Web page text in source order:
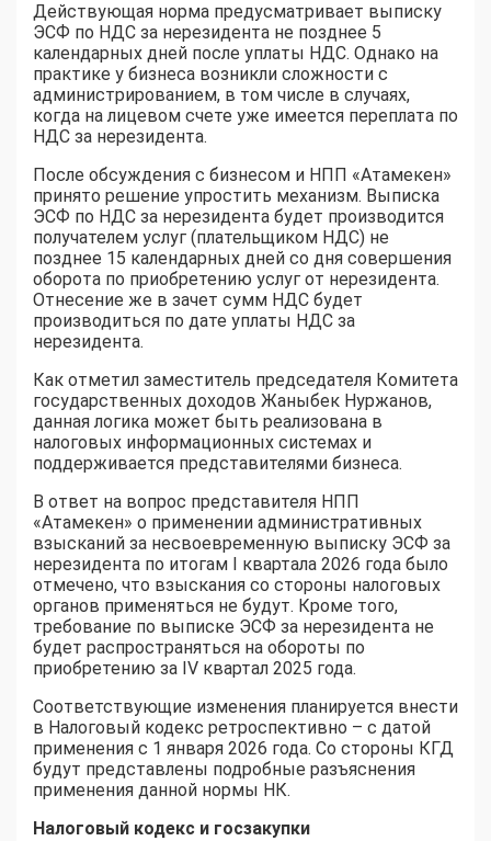
Действующая норма предусматривает выписку
ЭСФ по НДС за нерезидента не позднее 5
календарных дней после уплаты НДС. Однако на
практике у бизнеса возникли сложности с
администрированием, в том числе в случаях,
когда на лицевом счете уже имеется переплата по
НДС за нерезидента.
После обсуждения с бизнесом и НПП «Атамекен»
принято решение упростить механизм. Выписка
ЭСФ по НДС за нерезидента будет производится
получателем услуг (плательщиком НДС) не
позднее 15 календарных дней со дня совершения
оборота по приобретению услуг от нерезидента.
Отнесение же в зачет сумм НДС будет
производиться по дате уплаты НДС за
нерезидента.
Как отметил заместитель председателя Комитета
государственных доходов Жаныбек Нуржанов,
данная логика может быть реализована в
налоговых информационных системах и
поддерживается представителями бизнеса.
В ответ на вопрос представителя НПП
«Атамекен» о применении административных
взысканий за несвоевременную выписку ЭСФ за
нерезидента по итогам I квартала 2026 года было
отмечено, что взыскания со стороны налоговых
органов применяться не будут. Кроме того,
требование по выписке ЭСФ за нерезидента не
будет распространяться на обороты по
приобретению за IV квартал 2025 года.
Соответствующие изменения планируется внести
в Налоговый кодекс ретроспективно – с датой
применения с 1 января 2026 года. Со стороны КГД
будут представлены подробные разъяснения
применения данной нормы НК.
Налоговый кодекс и госзакупки